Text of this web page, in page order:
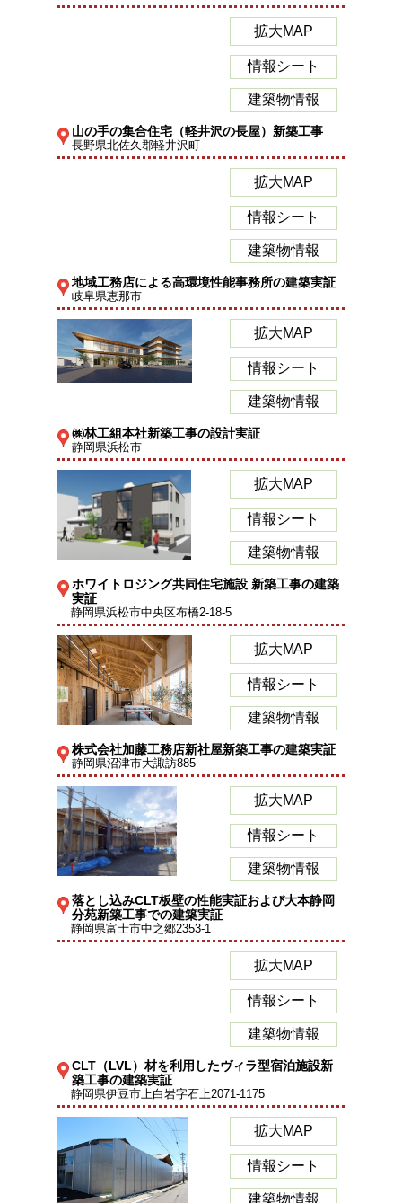
拡大MAP
情報シート
建築物情報
山の手の集合住宅（軽井沢の長屋）新築工事
長野県北佐久郡軽井沢町
拡大MAP
情報シート
建築物情報
地域工務店による高環境性能事務所の建築実証
岐阜県恵那市
拡大MAP
情報シート
建築物情報
㈱林工組本社新築工事の設計実証
静岡県浜松市
拡大MAP
情報シート
建築物情報
ホワイトロジング共同住宅施設 新築工事の建築
実証
静岡県浜松市中央区布橋2-18-5
拡大MAP
情報シート
建築物情報
株式会社加藤工務店新社屋新築工事の建築実証
静岡県沼津市大諏訪885
拡大MAP
情報シート
建築物情報
落とし込みCLT板壁の性能実証および大本静岡
分苑新築工事での建築実証
静岡県富士市中之郷2353-1
拡大MAP
情報シート
建築物情報
CLT（LVL）材を利用したヴィラ型宿泊施設新
築工事の建築実証
静岡県伊豆市上白岩字石上2071-1175
拡大MAP
情報シート
建築物情報